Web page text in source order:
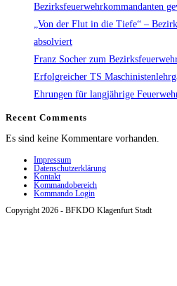
Bezirksfeuerwehrkommandanten
„Von der Flut in die Tiefe“ –
absolviert
Franz Socher zum
Erfolgreicher TS
Ehrungen für langjährige
Recent Comments
Es sind keine Kommentare vorhanden.
Impressum
Datenschutzerklärung
Kontakt
Kommandobereich
Kommando Login
Copyright 2026 - BFKDO Klagenfurt Stadt